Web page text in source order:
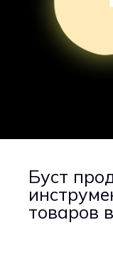
Буст
товаров